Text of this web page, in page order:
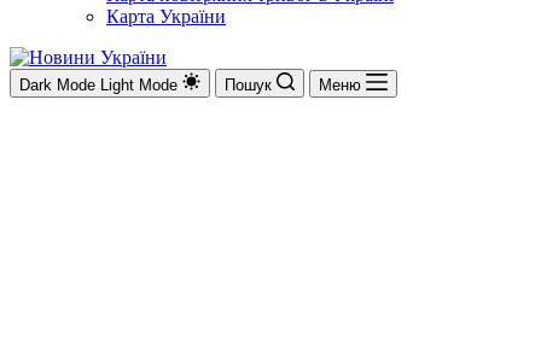
Карта України
Dark Mode Light Mode Пошук Меню